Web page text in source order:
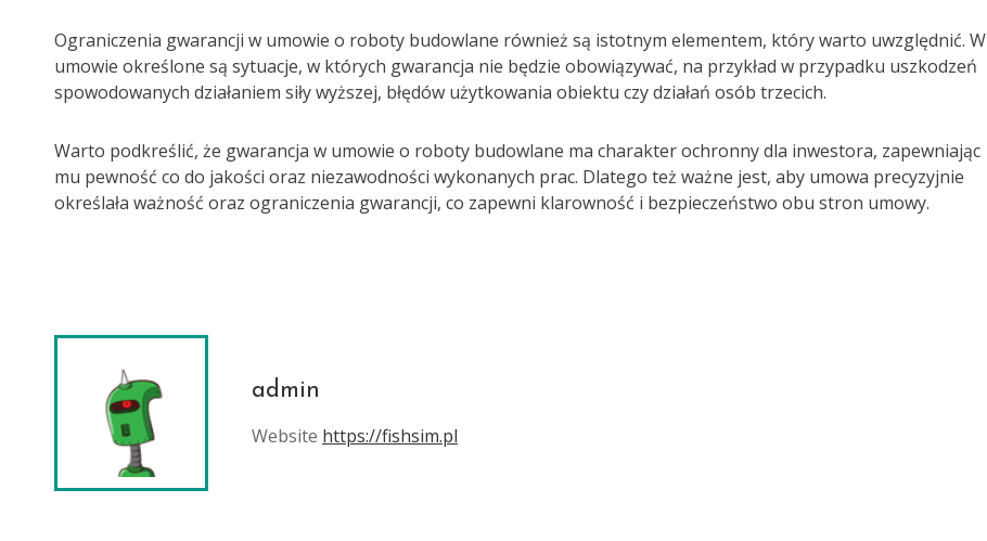
Ograniczenia gwarancji w umowie o roboty budowlane również są istotnym elementem, który warto uwzględnić. W
umowie określone są sytuacje, w których gwarancja nie będzie obowiązywać, na przykład w przypadku uszkodzeń
spowodowanych działaniem siły wyższej, błędów użytkowania obiektu czy działań osób trzecich.
Warto podkreślić, że gwarancja w umowie o roboty budowlane ma charakter ochronny dla inwestora, zapewniając
mu pewność co do jakości oraz niezawodności wykonanych prac. Dlatego też ważne jest, aby umowa precyzyjnie
określała ważność oraz ograniczenia gwarancji, co zapewni klarowność i bezpieczeństwo obu stron umowy.
admin
Website https://fishsim.pl